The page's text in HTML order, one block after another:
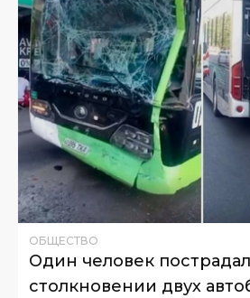
ОБЩЕСТВО
Один человек
столкновении двух